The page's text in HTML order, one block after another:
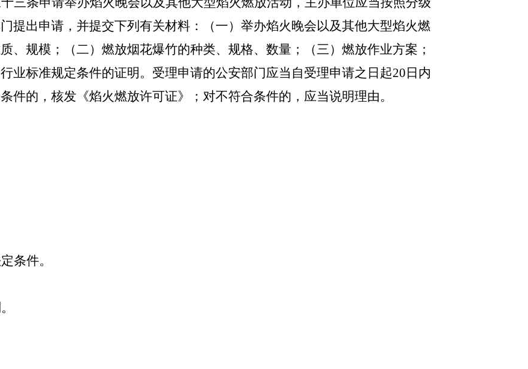
提出申请，并提交下列有关材料：（一）举办焰火晚会以及其他大型焰火燃
、规模；（二）燃放烟花爆竹的种类、规格、数量；（三）燃放作业方案；
业标准规定条件的证明。受理申请的公安部门应当自受理申请之日起20日内
件的，核发《焰火燃放许可证》；对不符合条件的，应当说明理由。
条件。